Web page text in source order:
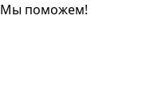
Мы поможем!